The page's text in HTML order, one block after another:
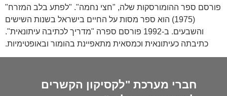
פורסם ספר ההומורסקות שלה, "חצי נחמה". "לפתע בלב המזרח"
(1975) הוא ספר מסות על החיים בישראל בשנות השישים
והשבעים. ב-1992 פורסם ספרה "מדריך לכתיבה עיתונאית".
כתיבתה כעיתונאית וכמסאית מתאפיינת בהומור ובאופטימיות.
חברי מערכת "לקסיקון הקשרים